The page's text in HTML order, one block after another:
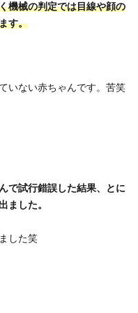
機械の判定では目線や顔の
す。
いない赤ちゃんです。苦笑
で試行錯誤した結果、とに
ました。
した笑